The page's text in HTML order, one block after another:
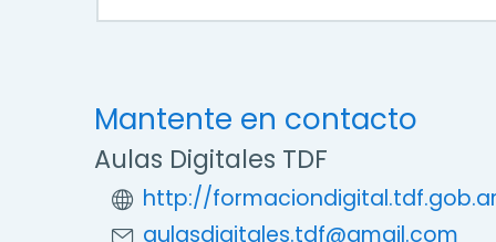
Mantente en contacto
Aulas Digitales TDF
http://
aulasdigitales.tdf@gmail.com